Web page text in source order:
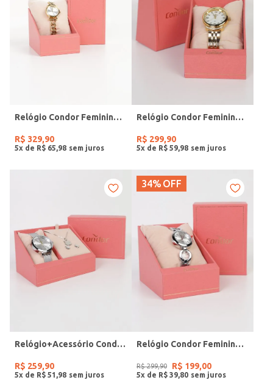
Relógio Condor Feminino DOURADO
R$ 329,90
5x de R$ 65 98
Relógio Condor Feminino DOURADO
R$ 299,90
5x de R$ 59 98
Relógio+Acessório Condor Feminino PRATA
R$ 259,90
5x de R$ 51 98
34% OFF
Relógio Condor Feminino PRATA
R$ 299,90 R$ 199,00
5x de R$ 39 80